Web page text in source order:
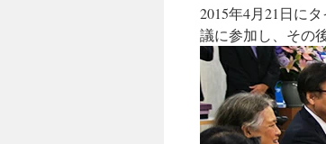
へ
ス
キ
ッ
2015年4月21日に
議に参加し、その